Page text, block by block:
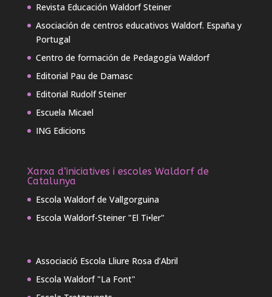
Revista Educación Waldorf Steiner
Asociación de centros educativos Waldorf. España y
Portugal
Centro de formación de Pedagogía Waldorf
Editorial Pau de Damasc
Editorial Rudolf Steiner
Escuela Micael
ING Edicions
Xarxa d’iniciatives i escoles Waldorf de
Catalunya
Escola Waldorf de Vallgorguina
Escola Waldorf-Steiner "El Ti•ler"
Associació Escola Lliure Rosa d’Abril
Escola Waldorf "La Font"